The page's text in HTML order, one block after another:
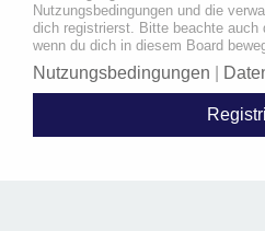
Nutzungsbedingungen und die
dich registrierst. Bitte beachte auch
wenn du dich in diesem Board
Nutzungsbedingungen